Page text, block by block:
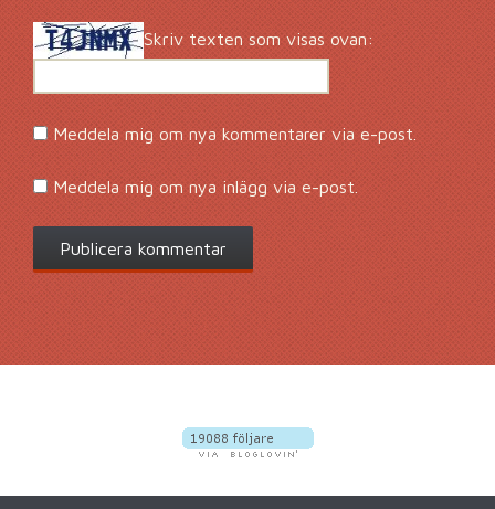
Skriv texten som visas ovan:
Meddela mig om nya kommentarer via e-post.
Meddela mig om nya inlägg via e-post.